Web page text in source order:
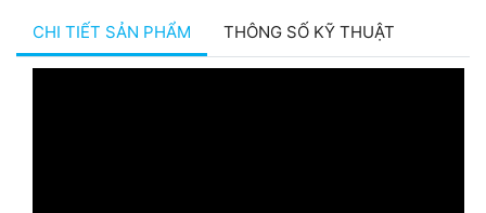
CHI TIẾT SẢN PHẨM THÔNG SỐ KỸ THUẬT